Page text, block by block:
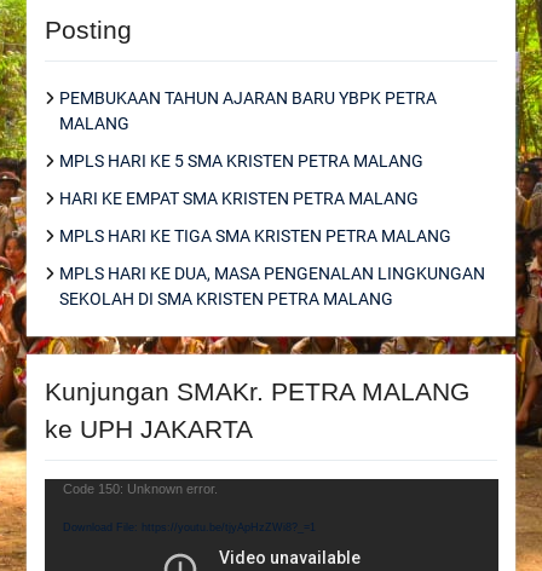
Posting
PEMBUKAAN TAHUN AJARAN BARU YBPK PETRA
MALANG
MPLS HARI KE 5 SMA KRISTEN PETRA MALANG
HARI KE EMPAT SMA KRISTEN PETRA MALANG
MPLS HARI KE TIGA SMA KRISTEN PETRA MALANG
MPLS HARI KE DUA, MASA PENGENALAN LINGKUNGAN
SEKOLAH DI SMA KRISTEN PETRA MALANG
Kunjungan SMAKr. PETRA MALANG
ke UPH JAKARTA
Video
Code 150: Unknown error.
Download File: https://youtu.be/tjyApHzZWi8?_=1